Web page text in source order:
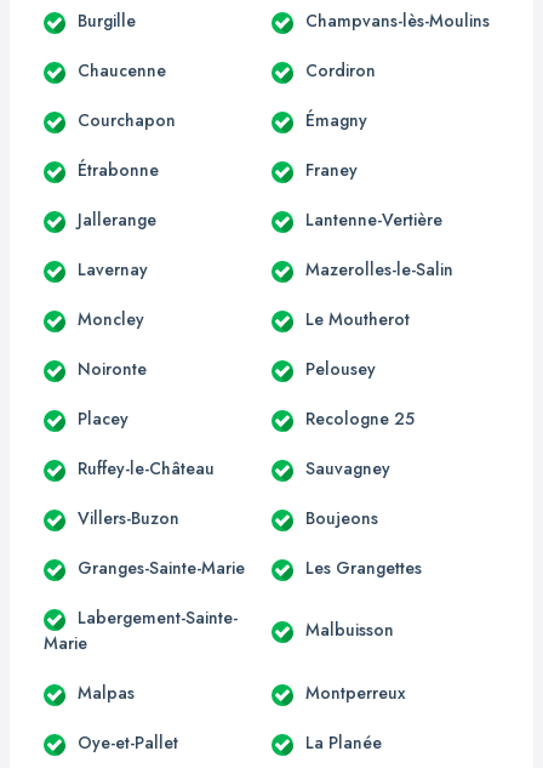
Burgille Champvans-lès-Moulins
Chaucenne Cordiron
Courchapon Émagny
Étrabonne Franey
Jallerange Lantenne-Vertière
Lavernay Mazerolles-le-Salin
Moncley Le Moutherot
Noironte Pelousey
Placey Recologne 25
Ruffey-le-Château Sauvagney
Villers-Buzon Boujeons
Granges-Sainte-Marie Les Grangettes
Labergement-Sainte-
Marie
Malbuisson
Malpas Montperreux
Oye-et-Pallet La Planée